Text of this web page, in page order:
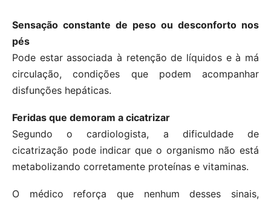
Sensação constante de peso ou desconforto nos
pés
Pode estar associada à retenção de líquidos e à má
circulação, condições que podem acompanhar
disfunções hepáticas.
Feridas que demoram a cicatrizar
Segundo o cardiologista, a dificuldade de
cicatrização pode indicar que o organismo não está
metabolizando corretamente proteínas e vitaminas.
O médico reforça que nenhum desses sinais,